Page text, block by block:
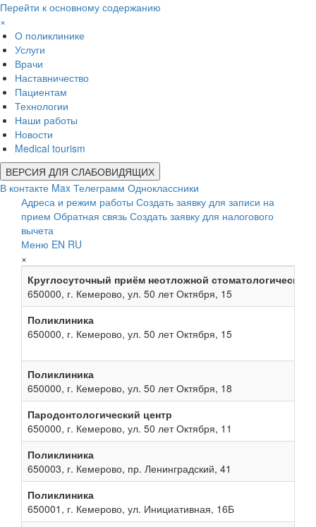
Перейти к основному содержанию
×
О поликлинике
Услуги
Врачи
Наставничество
Пациентам
Технологии
Наши работы
Новости
Medical tourism
ВЕРСИЯ ДЛЯ СЛАБОВИДЯЩИХ
В контакте Max Телеграмм Одноклассники
Адреса и режим работы Создать заявку для записи на
прием Обратная связь Создать заявку для налогового
вычета
Меню EN RU
×
Круглосуточный приём неотложной
650000, г. Кемерово, ул. 50 лет Октября, 15
Поликлиника
650000, г. Кемерово, ул. 50 лет Октября, 15
Поликлиника
650000, г. Кемерово, ул. 50 лет Октября, 18
Пародонтологический центр
650000, г. Кемерово, ул. 50 лет Октября, 11
Поликлиника
650003, г. Кемерово, пр. Ленинградский, 41
Поликлиника
650001, г. Кемерово, ул. Инициативная, 16Б